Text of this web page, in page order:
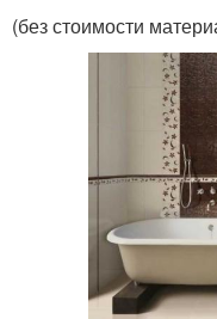
(без стоимости